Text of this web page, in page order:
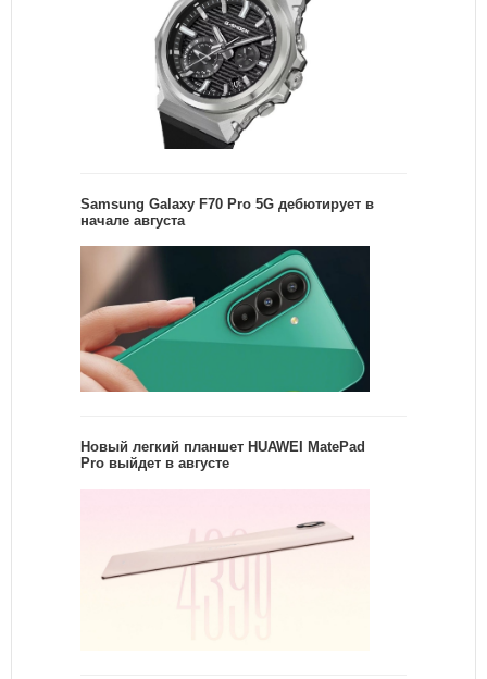
Samsung Galaxy F70 Pro 5G дебютирует в
начале августа
Новый легкий планшет HUAWEI MatePad
Pro выйдет в августе